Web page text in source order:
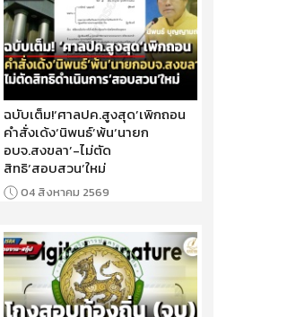
ฉบับเต็ม!‘ศาลปค.สูงสุด’เพิกถอน
คำสั่งเด้ง‘นิพนธ์’พ้น‘นายก
อบจ.สงขลา’-ไม่ตัด
สิทธิ‘สอบสวน’ใหม่
04 สิงหาคม 2569